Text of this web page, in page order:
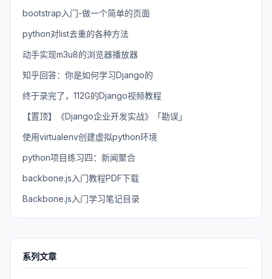
bootstrap入门-做一个简单的页面
python对list去重的各种方法
动手实现m3u8的浏览器播放器
知乎回答：你是如何学习Django的
终于录完了，112G的Django视频教程
【置顶】《Django企业开发实战》「勘误」
使用virtualenv创建虚拟python环境
python项目练习四：新闻聚合
backbone.js入门教程PDF下载
Backbone.js入门学习笔记目录
系列文章